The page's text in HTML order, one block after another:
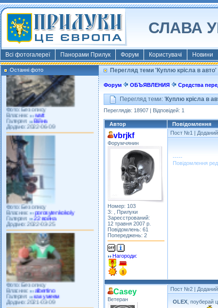
СЛАВА
Всі фотогалереї Панорами Прилук Форум Користувачі Новини
Останні фото
Фото: Київ 2022
Власник:
morsresistis
Галерея:
Templates
Додано: 2022-11-13
Фото: Без опису
Власник:
watt
Галерея:
Війна
Додано: 2022-06-09
Фото: Без опису
Власник:
porosytenkokoly
Галерея:
22 война
Додано: 2022-03-25
Фото: Без опису
Власник:
albertino
Галерея:
как умеем
Додано: 2021-03-09
Перегляд теми 'Куплю крісла в авто'
Форум ОБЪЯВЛЕНИЯ Средства
Перегляд теми: 'Куплю крісла в
Переглядів: 18907 | Відповідей: 1
Автор Повідомлення
vbrjkf
Форумчянин
Номер: 103
З: , Прилуки
Зареєстрований:
12 травня 2007 р.
Повідомлень: 61
Попереджень: 2
Нагороди:
Пост №1 |
-----
Повідомлення
Casey
Ветеран
Пост №2 |
OLEX , поуберай